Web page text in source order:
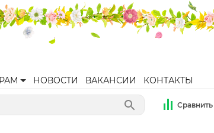
НОВОСТИ ВАКАНСИИ КОНТАКТЫ
Сравнить